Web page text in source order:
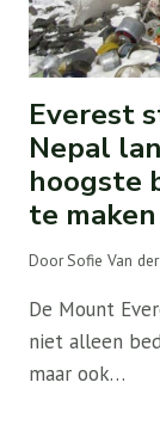
Everest
Nepal
hoogste
te
DoorSofie Van
De Mount
niet alleen
maar ook…